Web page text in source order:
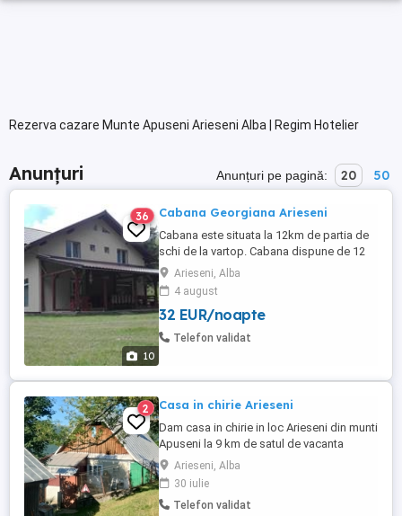
Rezerva cazare Munte Apuseni Arieseni Alba | Regim Hotelier
Anunțuri Anunțuri pe pagină: 20 50
10
36 Cabana Georgiana Arieseni
Cabana este situata la 12km de partia de
schi de la vartop. Cabana dispune de 12
locuri de cazare 4 camere duble cu baie
proprie 1 apartament cu 2 camere cu baie
proprie. Foișor cu grătar si ceaun Loc de
joaca pentru copii. Prețul este 1000 de lei
noapte, inchiriere integrala.
Arieseni, Alba
4 august
32 EUR/noapte
Telefon validat
2 Casa in chirie Arieseni
Dam casa in chirie in loc Arieseni din munti
Apuseni la 9 km de satul de vacanta
Virtop, pentru familie sau oameni
varstinici, cu toate utilitatile la dispozitie
intro zona foarte linistita si frumoasa cu
mult aer curat Cu grajd, cotet pentru porci
Arieseni, Alba
30 iulie
Telefon validat